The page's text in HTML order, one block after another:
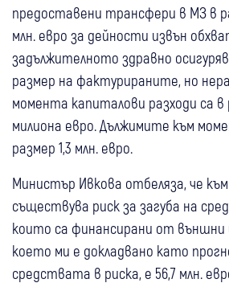
предоставени трансфери в МЗ в
млн. евро за дейности извън
задължителното здравно
размер на фактурираните, но
момента капиталови разходи са в
милиона евро. Дължимите към
размер 1,3 млн. евро.
Министър Ивкова отбеляза, че
съществува риск за загуба на
които са финансирани от външни
което ми е докладвано като
средствата в риска, е 56,7 млн.